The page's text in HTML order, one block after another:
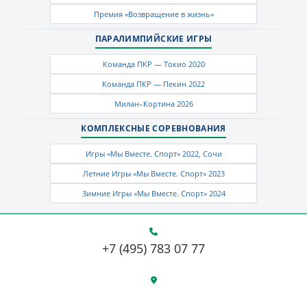
Премия «Возвращение в жизнь»
ПАРАЛИМПИЙСКИЕ ИГРЫ
Команда ПКР — Токио 2020
Команда ПКР — Пекин 2022
Милан–Кортина 2026
КОМПЛЕКСНЫЕ СОРЕВНОВАНИЯ
Игры «Мы Вместе. Спорт» 2022, Сочи
Летние Игры «Мы Вместе. Спорт» 2023
Зимние Игры «Мы Вместе. Спорт» 2024
+7 (495) 783 07 77